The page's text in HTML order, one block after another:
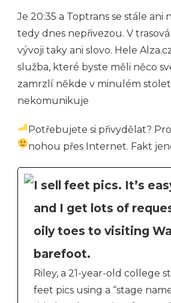
Je 20:35 a Toptrans se stále ani
tedy dnes nepřivezou. V
vývoji taky ani slovo. Hele
služba, které byste měli něco
zamrzlí někde v minulém
nekomunikuje
Potřebujete si přivydělat?
nohou přes Internet. Fakt
I sell feet pics. It’s
and I get lots of
oily toes to visiting
barefoot.
Riley, a 21-year-old college
feet pics using a “stage